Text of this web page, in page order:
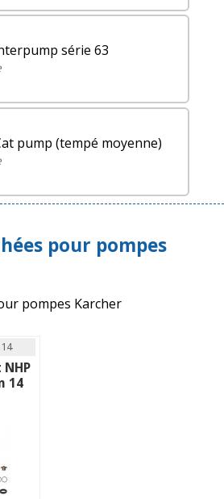
série 63
pump (tempé moyenne)
pour pompes
pompes Karcher
14